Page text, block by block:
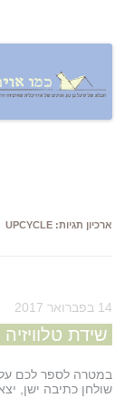
ארכיון תגיות: UPCYCLE
14 בפברואר 2017
שידת
במטרה לספר לכם על
שולחן כתיבה ישן,